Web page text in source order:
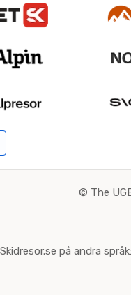
© The
på andra språk: